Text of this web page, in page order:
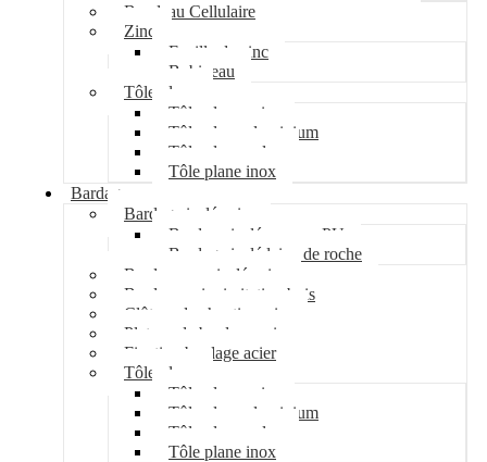
Bandeau Cellulaire
Zinc
Feuille de zinc
Bobineau
Tôle plane
Tôle plane acier
Tôle plane aluminium
Tôle plane galva
Tôle plane inox
Bardage
Bardage isolé acier
Bardage isolé mousse PU
Bardage isolé laine de roche
Bardage non isolé acier
Bardage acier imitation bois
Clôture de chantier acier
Plateau de bardage acier
Fixation bardage acier
Tôle plane
Tôle plane acier
Tôle plane aluminium
Tôle plane galva
Tôle plane inox